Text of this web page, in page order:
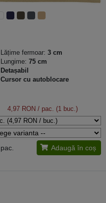
Lățime fermoar: 3 cm
Lungime: 75 cm
Detașabil
Cursor cu autoblocare
4,97 RON / pac. (1 buc.)
pac. Adaugă în coș